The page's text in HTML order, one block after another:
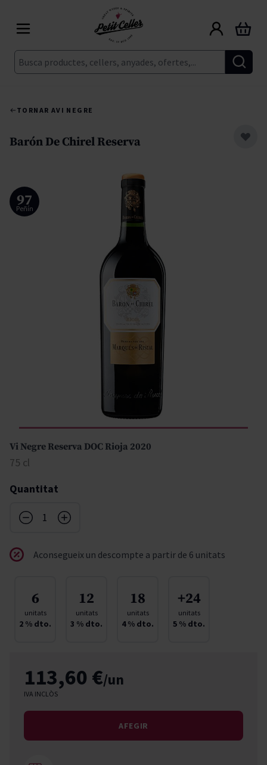
Cerca
Cart
TORNAR AVI NEGRE
Barón De Chirel Reserva
Peñín
97
Vi Negre Reserva DOC Rioja 2020
75 cl
Quantitat
Aconsegueix un descompte a partir de 6 unitats
6
unitats
2 % dto.
12
unitats
3 % dto.
18
unitats
4% dto.
+24
unitats
5 % dto.
113,60 €/un
IVA INCLÒS
AFEGIR